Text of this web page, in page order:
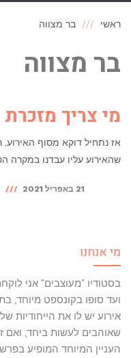
ראשי בר מצווה
בר מצווה
מי צריך מזכרת
אז נתחיל דוקא מסוף האירוע,
שהאירוע עליו עבדנו במקרה
21 באפריל 2021
מי אנחנו
בסטודיו "מעוצבים" אני
ועד סופו בקונספט מיוחד,
אירוע יש לו את הייחודיות
שאוהבים לעשות ביחד, ואם
העניין המיוחד המופיע